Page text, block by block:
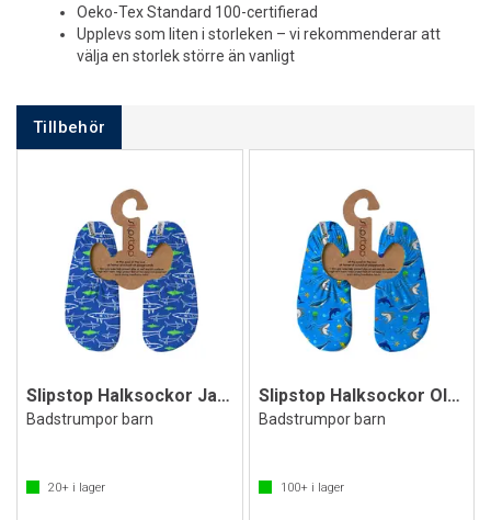
Oeko-Tex Standard 100-certifierad
Upplevs som liten i storleken – vi rekommenderar att
välja en storlek större än vanligt
Tillbehör
Slipstop Halksockor Jaws Jr
Badstrumpor barn
20+ i lager
Slipstop Halksockor Olympos
Badstrumpor barn
100+i lager